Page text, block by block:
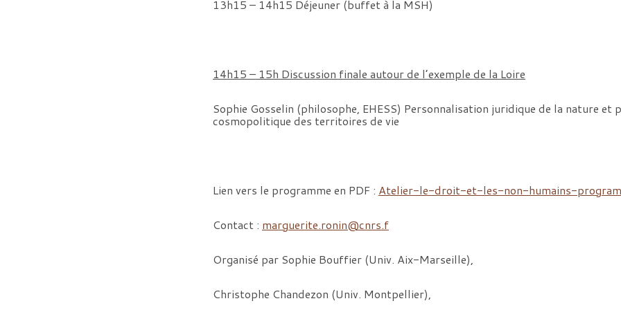
13h15 – 14h15 Déjeuner (buffet à la MSH)
14h15 – 15h Discussion finale autour de l’exemple de la Loire
Sophie Gosselin (philosophe, EHESS) Personnalisation juridique de la nature et
cosmopolitique des territoires de vie
Lien vers le programme en PDF : Atelier-le-droit-et-les-non-humains-
Contact : marguerite.ronin@cnrs.f
Organisé par Sophie Bouffier (Univ. Aix-Marseille),
Christophe Chandezon (Univ. Montpellier),